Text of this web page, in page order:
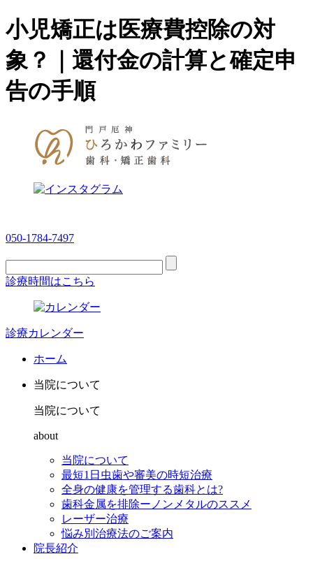
小児矯正は医療費控除の対
象？｜還付金の計算と確定申
告の手順
050-1784-7497
診療時間はこちら
診療カレンダー
ホーム
当院について
当院について
about
当院について
最短1日虫歯や審美の時短治療
全身の健康を管理する歯科とは?
歯科金属を排除ーノンメタルのススメ
レーザー治療
悩み別治療法のご案内
院長紹介